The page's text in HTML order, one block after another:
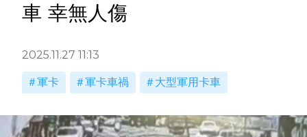
車 幸無人傷
2025.11.27 11:13
軍卡 軍卡車禍 大型軍用卡車